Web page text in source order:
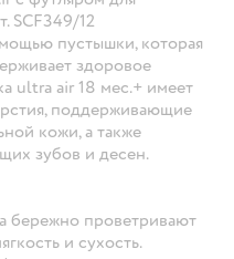
SCF349/12
пустышки, которая
здоровое
ultra air 18 мес.+ имеет
поддерживающие
кожи, а также
зубов и десен.
бережно проветривают
и сухость.